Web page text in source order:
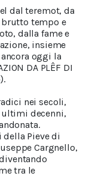
dal teremot, da
brutto tempo e
dalla fame e
insieme
oggi la
DA PLÊF DI
nei secoli,
ultimi decenni,
della Pieve di
Cargnello,
tra le